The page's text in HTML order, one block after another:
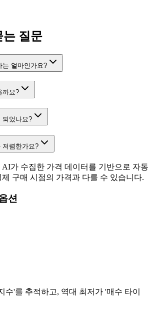
는 질문
는 얼마인가요?
까요?
되었나요?
저렴한가요?
가 수집한 가격 데이터를 기반으로 자동
구매 시점의 가격과 다를 수 있습니다.
션
수'를 추적하고, 역대 최저가 '매수 타이